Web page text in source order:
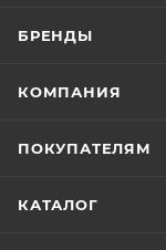
БРЕНДЫ
КОМПАНИЯ
ПОКУПАТЕЛЯМ
КАТАЛОГ